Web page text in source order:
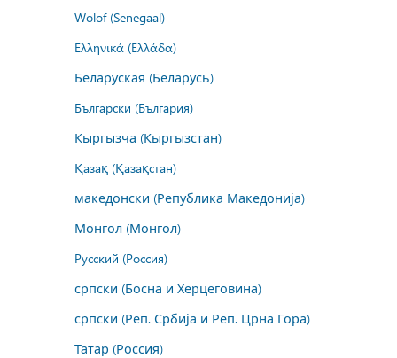
Wolof (Senegaal)
Ελληνικά (Ελλάδα)
Беларуская (Беларусь)
Български (България)
Кыргызча (Кыргызстан)
Қазақ (Қазақстан)
македонски (Република Македонија)
Монгол (Монгол)
Русский (Россия)
српски (Босна и Херцеговина)
српски (Реп. Србија и Реп. Црна Гора)
Татар (Россия)